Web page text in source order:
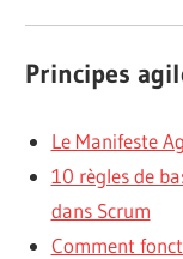
Principes
Le Manifeste
10 règles de
dans Scrum
Comment